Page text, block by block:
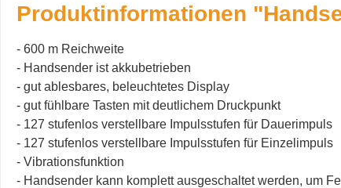
Produktinformationen
- 600 m Reichweite
- Handsender ist akkubetrieben
- gut ablesbares, beleuchtetes Display
- gut fühlbare Tasten mit deutlichem Druckpunkt
- 127 stufenlos verstellbare Impulsstufen für Dauerimpuls
- 127 stufenlos verstellbare Impulsstufen für Einzelimpuls
- Vibrationsfunktion
- Handsender kann komplett ausgeschaltet werden, um